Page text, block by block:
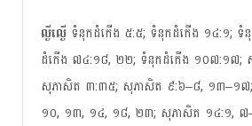
ល្ងីល្ងើ ទំនុកដំកើង ៥:៥; ទំនុកដំកើង ១៤:១; ទំ
ដំកើង ៧៤:១៨, ២២; ទំនុកដំកើង ១០៧:១៧;
សុភាសិត ៣:៣៥; សុភាសិត ៩:៦–៨, ១៣–១
១០, ១៣, ១៤, ១៨, ២៣; សុភាសិត ១៤:១,